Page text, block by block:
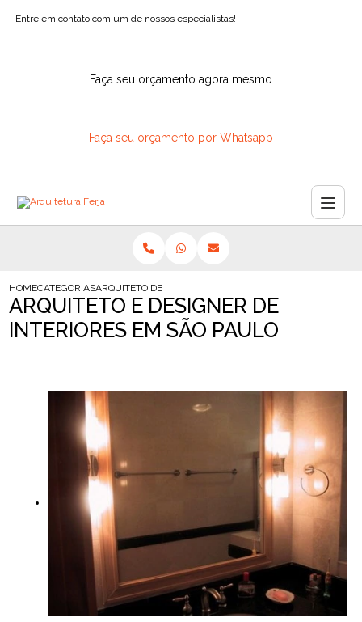
Entre em contato com um de nossos especialistas!
Faça seu orçamento agora mesmo
Faça seu orçamento por Whatsapp
HOMECATEGORIASARQUITETO DESIGNER INTERIORES SAO PAULO
ARQUITETO E DESIGNER DE
INTERIORES EM SÃO PAULO